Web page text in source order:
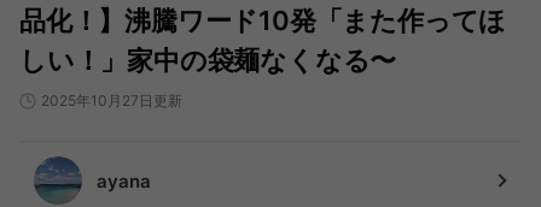
品化！】沸騰ワード10発「また作ってほ
しい！」家中の袋麺なくなる〜
2025年10月27日更新
ayana